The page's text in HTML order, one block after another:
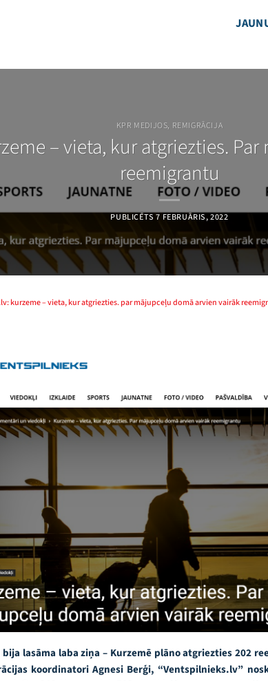
KPR MEDIJOS, REMIGRĀCIJA
– vieta, kur atgriezties.
reemigrantu
PUBLICĒTS7 FEBRUĀRIS, 2022
kurzeme – vieta, kur atgriezties. par mājupceļu domā arvien vairāk
lasāma laba ziņa – Kurzemē plāno atgriezties 202
koordinatori Agnesi Berģi, “Ventspilnieks.lv”